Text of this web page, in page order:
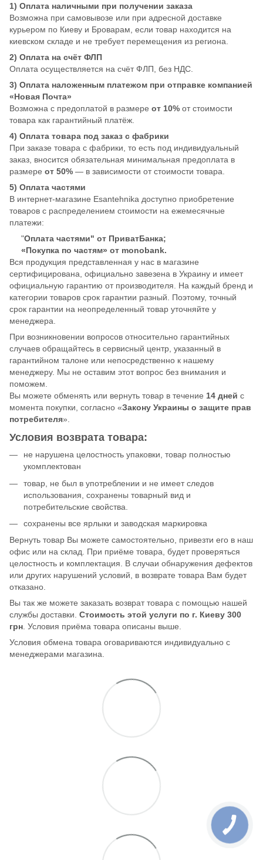
1) Оплата наличными при получении заказа
Возможна при самовывозе или при адресной доставке
курьером по Киеву и Броварам, если товар находится на
киевском складе и не требует перемещения из региона.
2) Оплата на счёт ФЛП
Оплата осуществляется на счёт ФЛП, без НДС.
3) Оплата наложенным платежом при отправке компанией
«Новая Почта»
Возможна с предоплатой в размере от 10% от стоимости
товара как гарантийный платёж.
4) Оплата товара под заказ с фабрики
При заказе товара с фабрики, то есть под индивидуальный
заказ, вносится обязательная минимальная предоплата в
размере от 50% — в зависимости от стоимости товара.
5) Оплата частями
В интернет-магазине Esantehnika доступно приобретение
товаров с распределением стоимости на ежемесячные
платежи:
"Оплата частями" от ПриватБанка;
«Покупка по частям» от monobank.
Вся продукция представленная у нас в магазине
сертифицирована, официально завезена в Украину и имеет
официальную гарантию от производителя. На каждый бренд и
категории товаров срок гарантии разный. Поэтому, точный
срок гарантии на неопределенный товар уточняйте у
менеджера.
При возникновении вопросов относительно гарантийных
случаев обращайтесь в сервисный центр, указанный в
гарантийном талоне или непосредственно к нашему
менеджеру. Мы не оставим этот вопрос без внимания и
поможем.
Вы можете обменять или вернуть товар в течение 14 дней с
момента покупки, согласно «Закону Украины о защите прав
потребителя».
Условия возврата товара:
не нарушена целостность упаковки, товар полностью
укомплектован
товар, не был в употреблении и не имеет следов
использования, сохранены товарный вид и
потребительские свойства.
сохранены все ярлыки и заводская маркировка
Вернуть товар Вы можете самостоятельно, привезти его в наш
офис или на склад. При приёме товара, будет проверяться
целостность и комплектация. В случаи обнаружения дефектов
или других нарушений условий, в возврате товара Вам будет
отказано.
Вы так же можете заказать возврат товара с помощью нашей
службы доставки. Стоимость этой услуги по г. Киеву 300
грн. Условия приёма товара описаны выше.
Условия обмена товара оговариваются индивидуально с
менеджерами магазина.